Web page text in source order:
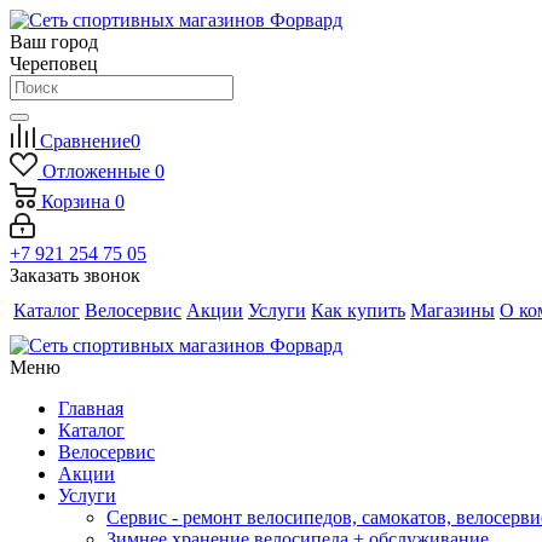
Ваш город
Череповец
Сравнение0
Отложенные 0
Корзина 0
+7 921 254 75 05
Заказать звонок
Каталог Велосервис Акции Услуги Как купить Магазины О
Меню
Главная
Каталог
Велосервис
Акции
Услуги
Сервис - ремонт велосипедов, самокатов,